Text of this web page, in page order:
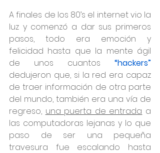
A finales de los 80’s el internet vio la
luz y comenzó a dar sus primeros
pasos, todo era emoción y
felicidad hasta que la mente ágil
de unos cuantos “hackers”
dedujeron que, si la red era capaz
de traer información de otra parte
del mundo, también era una vía de
regreso, una puerta de entrada a
las computadoras lejanas y lo que
paso de ser una pequeña
travesura fue escalando hasta